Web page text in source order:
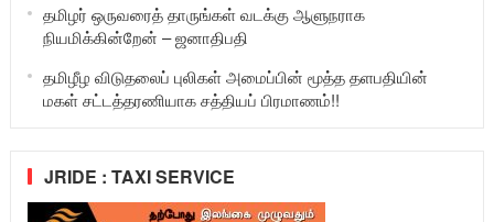
தமிழர் ஒருவரைத் தாருங்கள் வடக்கு ஆளுநராக
நியமிக்கின்றேன் – ஜனாதிபதி
தமிழீழ விடுதலைப் புலிகள் அமைப்பின் மூத்த தளபதியின்
மகள் சட்டத்தரணியாக சத்தியப் பிரமாணம்!!
JRIDE : TAXI SERVICE